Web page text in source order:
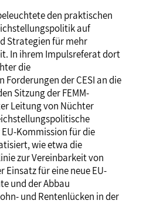
den praktischen
auf
Strategien für mehr
In ihrem Impulsreferat dort
die
der CESI an die
Sitzung der FEMM-
Leitung von Nüchter
Kommission für die
wie etwa die
zur Vereinbarkeit von
Einsatz für eine neue EU-
und der Abbau
und Rentenlücken in der